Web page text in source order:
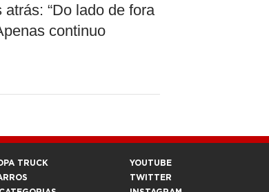
“Do lado de fora
continuo
TRUCK
YOUTUBE
TWITTER